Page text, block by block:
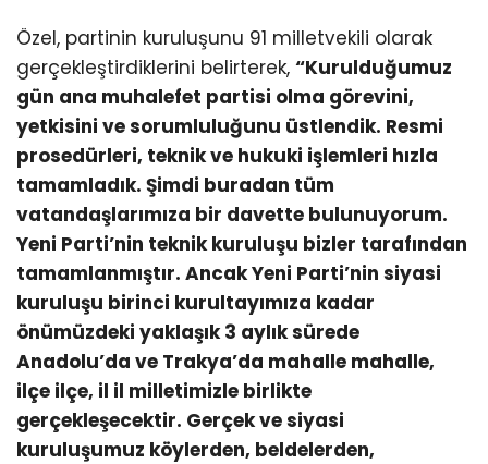
Özel, partinin kuruluşunu 91 milletvekili olarak
gerçekleştirdiklerini belirterek, “Kurulduğumuz
gün ana muhalefet partisi olma görevini,
yetkisini ve sorumluluğunu üstlendik. Resmi
prosedürleri, teknik ve hukuki işlemleri hızla
tamamladık. Şimdi buradan tüm
vatandaşlarımıza bir davette bulunuyorum.
Yeni Parti’nin teknik kuruluşu bizler tarafından
tamamlanmıştır. Ancak Yeni Parti’nin siyasi
kuruluşu birinci kurultayımıza kadar
önümüzdeki yaklaşık 3 aylık sürede
Anadolu’da ve Trakya’da mahalle mahalle,
ilçe ilçe, il il milletimizle birlikte
gerçekleşecektir. Gerçek ve siyasi
kuruluşumuz köylerden, beldelerden,